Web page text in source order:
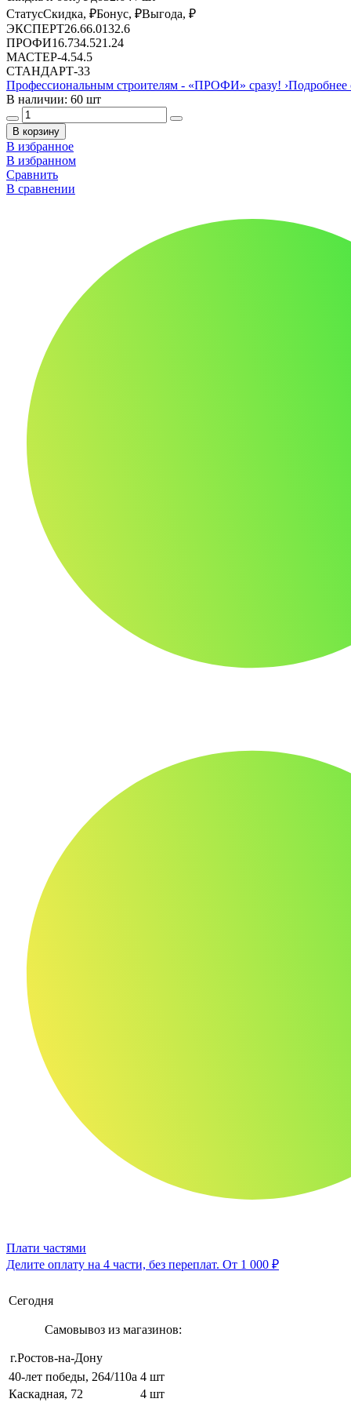
СтатусСкидка, ₽Бонус, ₽Выгода, ₽
ЭКСПЕРТ26.66.0132.6
ПРОФИ16.734.521.24
МАСТЕР-4.54.5
СТАНДАРТ-33
Профессиональным строителям - «ПРОФИ» сразу! ›Подробнее
В наличии: 60 шт
В корзину
В избранное
В избранном
Сравнить
В сравнении
Плати частями
Делите оплату на 4 части, без переплат. От 1 000 ₽
Сегодня
Самовывоз из магазинов:
г.Ростов-на-Дону
40-лет победы, 264/110а 4 шт
Каскадная, 72
4 шт